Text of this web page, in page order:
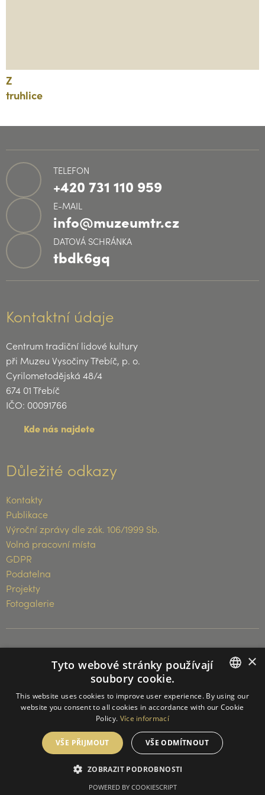
Z
truhlice
TELEFON
+420 731 110 959
E-MAIL
info@muzeumtr.cz
DATOVÁ SCHRÁNKA
tbdk6gq
Kontaktní údaje
Centrum tradiční lidové kultury
při Muzeu Vysočiny Třebíč, p. o.
Cyrilometodějská 48/4
674 01 Třebíč
IČO: 00091766
Kde nás najdete
Důležité odkazy
Kontakty
Publikace
Výroční zprávy dle zák. 106/1999 Sb.
Volná pracovní místa
GDPR
Podatelna
Projekty
Fotogalerie
© 2026 Muzeum Vysočiny Třebíč
CZECH
×
Tyto webové stránky používají
soubory cookie.
This website uses cookies to improve user experience. By using our
website you consent to all cookies in accordance with our Cookie
Policy. Více informací
VŠE PŘIJMOUT VŠE ODMÍTNOUT
ZOBRAZIT PODROBNOSTI
POWERED BY COOKIESCRIPT